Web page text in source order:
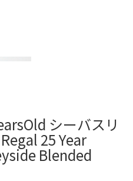
シーバスリ
25 Year
Blended